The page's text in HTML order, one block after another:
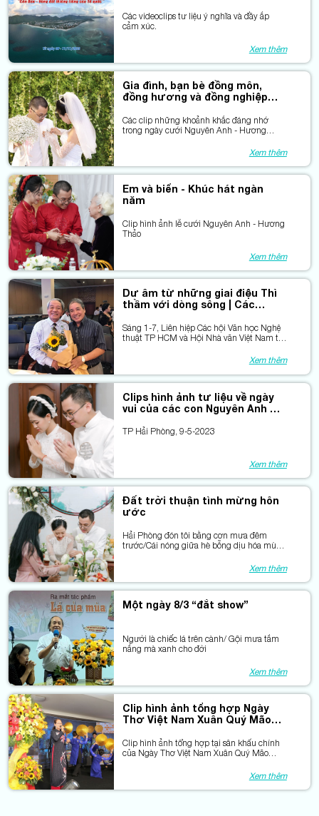
Các videoclips tư liệu ý nghĩa và đầy ắp
cảm xúc.
Xem thêm
Gia đình, bạn bè đồng môn,
đồng hương và đồng nghiệp
Các clip những khoảnh khắc đáng nhớ
trong ngày cưới Nguyên Anh - Hương
Xem thêm
Em và biển - Khúc hát ngàn
năm
Clip hình ảnh lễ cưới Nguyên Anh - Hương
Thảo
Xem thêm
Dư âm từ những giai điệu Thì
thầm với dòng sông | Các
Sáng 1-7, Liên hiệp Các hội Văn học Nghệ
thuật TP HCM và Hội Nhà văn Việt Nam tổ
Xem thêm
Clips hình ảnh tư liệu về ngày
vui của các con Nguyên Anh &
TP Hải Phòng, 9-5-2023
Xem thêm
Đất trời thuận tình mừng hôn
ước
Hải Phòng đón tôi bằng cơn mưa đêm
trước/Cái nóng giữa hè bỗng dịu hóa mùa
Xem thêm
Một ngày 8/3 “đắt show”
Người là chiếc lá trên cành/ Gội mưa tắm
nắng mà xanh cho đời
Xem thêm
Clip hình ảnh tổng hợp Ngày
Thơ Việt Nam Xuân Quý Mão
Clip hình ảnh tổng hợp tại sân khấu chính
của Ngày Thơ Việt Nam Xuân Quý Mão
Xem thêm